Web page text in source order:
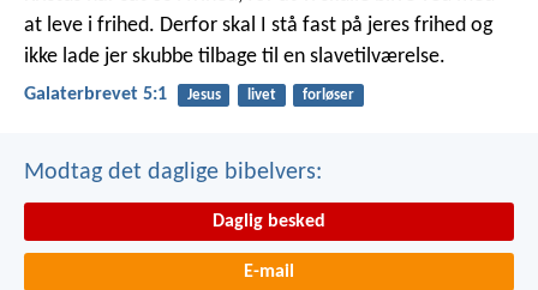
at leve i frihed. Derfor skal I stå fast på jeres frihed og
ikke lade jer skubbe tilbage til en slavetilværelse.
Galaterbrevet 5:1 Jesus livet forløser
Modtag det daglige bibelvers:
Daglig besked
E-mail